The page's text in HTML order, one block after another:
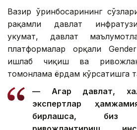
Вазир ўринбосарининг
рақамли давлат
ҳукумат, давлат
платформалар орқали
ишлаб чиқиш ва
томонлама ёрдам кўрсатишга
— Агар давлат,
экспертлар
бирлашса, биз